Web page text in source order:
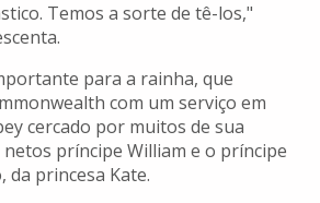
Temos a sorte de tê-los,"
para a rainha, que
com um serviço em
cercado por muitos de sua
príncipe William e o príncipe
da princesa Kate.